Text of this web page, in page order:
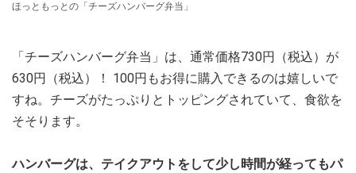
ほっともっとの「チーズハンバーグ弁当」
「チーズハンバーグ弁当」は、通常価格730円（税込）が
630円（税込）！ 100円もお得に購入できるのは嬉しいで
すね。チーズがたっぷりとトッピングされていて、食欲を
そそります。
ハンバーグは、テイクアウトをして少し時間が経ってもパ